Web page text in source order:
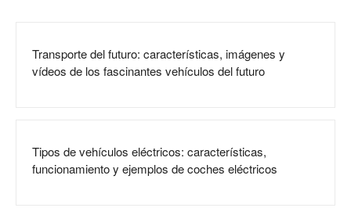
Transporte del futuro: características, imágenes y
vídeos de los fascinantes vehículos del futuro
Tipos de vehículos eléctricos: características,
funcionamiento y ejemplos de coches eléctricos